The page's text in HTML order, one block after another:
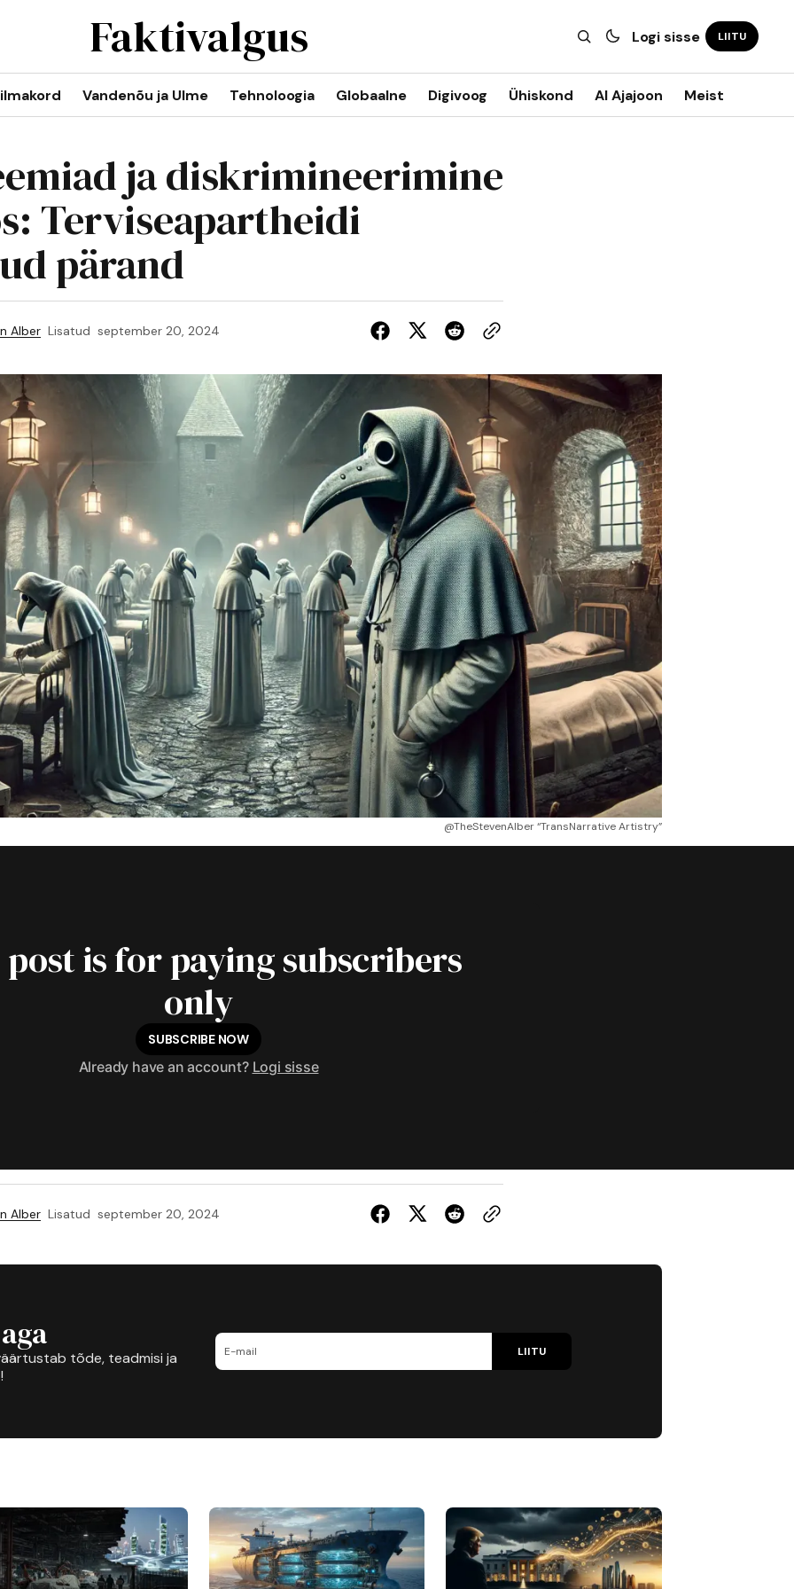
Faktivalgus Logi sisse LIITU
Vandenõu ja Ulme Tehnoloogia Globaalne Digivoog Ühiskond AI Ajajoon Meist
ja diskrimineerimine
Terviseapartheidi
pärand
Alber Lisatud september 20, 2024
@TheStevenAlber “TransNarrative Artistry”
is for paying subscribers
only
SUBSCRIBE NOW
Already have an account? Logi sisse
Alber Lisatud september 20, 2024
tõde, teadmisi ja
LIITU